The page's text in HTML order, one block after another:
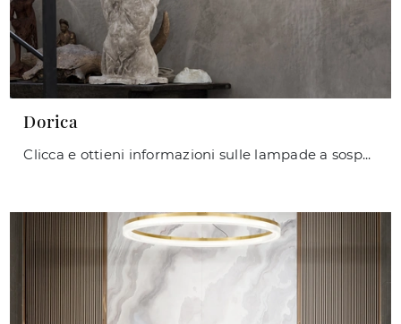
Dorica
Clicca e ottieni informazioni sulle lampade a sospensione di Ideal Lux: il modello Dorica in policarbonato ti sta aspettando!